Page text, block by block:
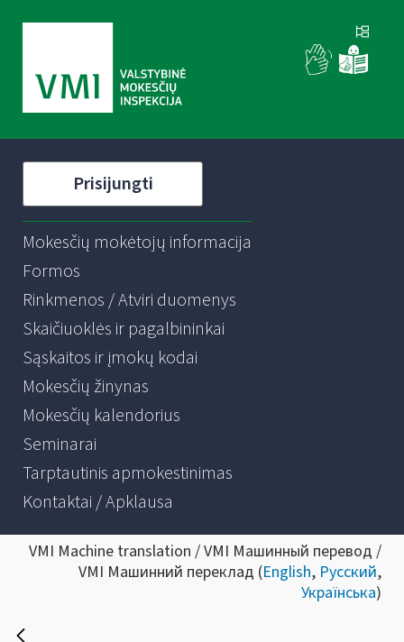
Prisijungti
Mokesčių mokėtojų informacija
Formos
Rinkmenos / Atviri duomenys
Skaičiuoklės ir pagalbininkai
Sąskaitos ir įmokų kodai
Mokesčių žinynas
Mokesčių kalendorius
Seminarai
Tarptautinis apmokestinimas
Kontaktai / Apklausa
VMI Machine translation / VMI Машинный перевод /
VMI Машинний переклад (English, Русский,
Українська)